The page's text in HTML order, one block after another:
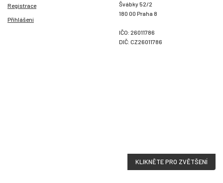
Registrace
Přihlášení
Švábky 52/2
180 00 Praha 8
IČO: 26011786
DIČ: CZ26011786
KLIKNĚTE PRO ZVĚTŠENÍ